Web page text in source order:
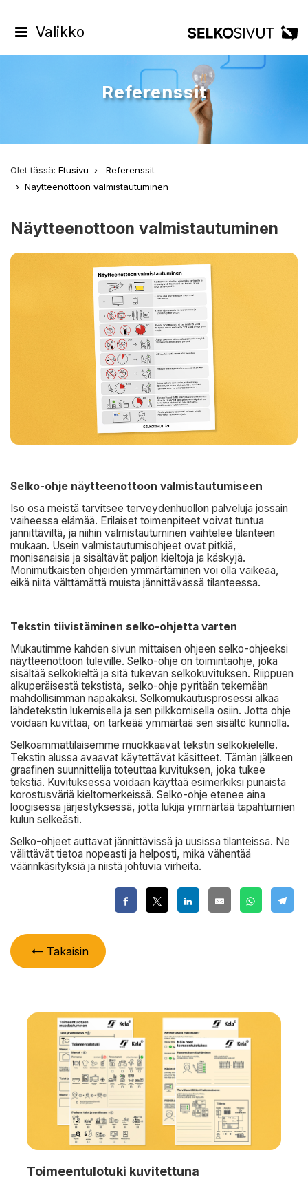
Valikko
Referenssit
Olet tässä: Etusivu
Referenssit
Näytteenottoon valmistautuminen
Näytteenottoon valmistautuminen
Selko-ohje näytteenottoon valmistautumiseen
Iso osa meistä tarvitsee terveydenhuollon palveluja jossain
vaiheessa elämää. Erilaiset toimenpiteet voivat tuntua
jännittäviltä, ja niihin valmistautuminen vaihtelee tilanteen
mukaan. Usein valmistautumisohjeet ovat pitkiä,
monisanaisia ja sisältävät paljon kieltoja ja käskyjä.
Monimutkaisten ohjeiden ymmärtäminen voi olla vaikeaa,
eikä niitä välttämättä muista jännittävässä tilanteessa.
Tekstin tiivistäminen selko-ohjetta varten
Mukautimme kahden sivun mittaisen ohjeen selko-ohjeeksi
näytteenottoon tuleville. Selko-ohje on toimintaohje, joka
sisältää selkokieltä ja sitä tukevan selkokuvituksen. Riippuen
alkuperäisestä tekstistä, selko-ohje pyritään tekemään
mahdollisimman napakaksi. Selkomukautusprosessi alkaa
lähdetekstin lukemisella ja sen pilkkomisella osiin. Jotta ohje
voidaan kuvittaa, on tärkeää ymmärtää sen sisältö kunnolla.
Selkoammattilaisemme muokkaavat tekstin selkokielelle.
Tekstin alussa avaavat käytettävät käsitteet. Tämän jälkeen
graafinen suunnittelija toteuttaa kuvituksen, joka tukee
tekstiä. Kuvituksessa voidaan käyttää esimerkiksi punaista
korostusväriä kieltomerkeissä. Selko-ohje etenee aina
loogisessa järjestyksessä, jotta lukija ymmärtää tapahtumien
kulun selkeästi.
Selko-ohjeet auttavat jännittävissä ja uusissa tilanteissa. Ne
välittävät tietoa nopeasti ja helposti, mikä vähentää
väärinkäsityksiä ja niistä johtuvia virheitä.
Takaisin
Toimeentulotuki kuvitettuna